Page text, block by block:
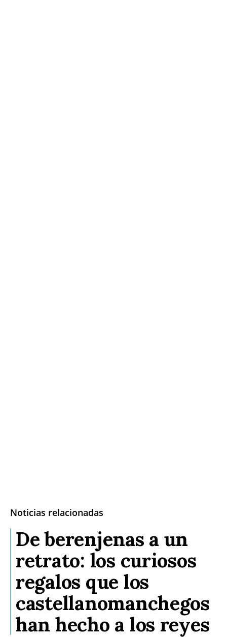
Noticias relacionadas
De berenjenas a un
retrato: los curiosos
regalos que los
castellanomanchegos
han hecho a los reyes